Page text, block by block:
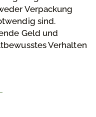
Verpackung
sind.
Geld und
Verhalten